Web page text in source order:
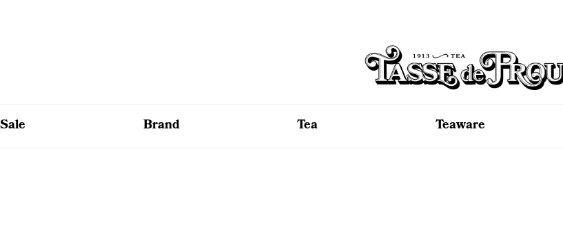
Sale Brand Tea Teaware